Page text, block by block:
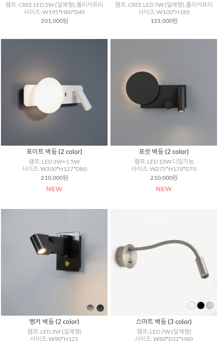
램프: CREE LED 3W (일체형),플리커프리
사이즈: W195*H80*D45
201,000원
램프: CREE LED 7W (일체형),플리커프리
사이즈: W100*H185
133,000원
포이트 벽등 (2 color)
램프: LED 3W+1.5W
사이즈: W300*H127*D80
210,000원
포셋 벽등 (2 color)
램프: LED 13W 디밍가능
사이즈: W275*H170*D70
210,000원
뱅커 벽등 (2 color)
램프: LED 3W (일체형)
사이즈: W90*H125
스마트 벽등 (3 color)
램프: LED 7W (일체형)
사이즈: W80*D32*H80